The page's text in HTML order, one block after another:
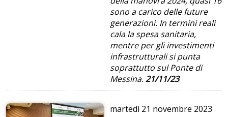
sono a carico delle future
generazioni. In termini reali
cala la spesa sanitaria,
mentre per gli investimenti
infrastrutturali si punta
soprattutto sul Ponte di
Messina.21/11/23
martedì 21 novembre 2023